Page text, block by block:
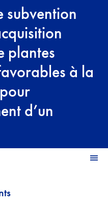
subvention
plantes
à la
d’un